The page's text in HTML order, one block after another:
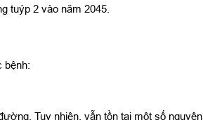
tuýp 2 vào năm 2045.
bệnh:
Tuy nhiên, vẫn tồn tại một số